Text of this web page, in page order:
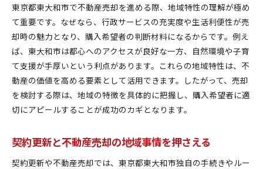
東京都東大和市で不動産売却を進める際、地域特性の理解が極め
て重要です。なぜなら、行政サービスの充実度や生活利便性が売
却時の魅力となり、購入希望者の判断材料になるからです。例え
ば、東大和市は都心へのアクセスが良好な一方、自然環境や子育
て支援が手厚いという利点があります。これらの地域特性は、不
動産の価値を高める要素として活用できます。したがって、売却
を検討する際は、地域の特徴を具体的に把握し、購入希望者に適
切にアピールすることが成功のカギとなります。
契約更新と不動産売却の地域事情を押さえる
契約更新や不動産売却では、東京都東大和市独自の手続きやルー